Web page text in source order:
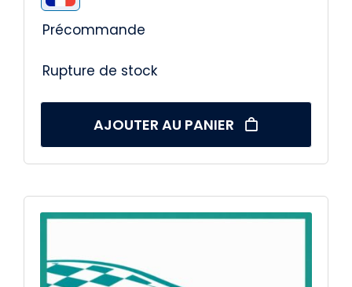
Précommande
Rupture de stock
AJOUTER AU PANIER